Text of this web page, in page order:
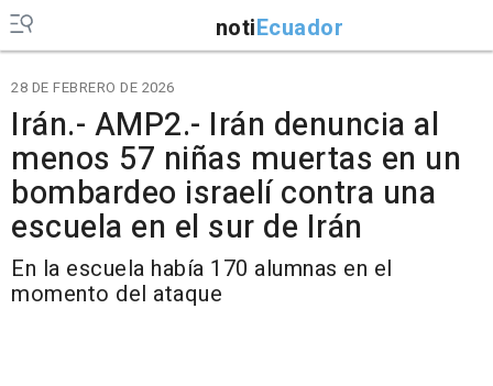
notiEcuador
28 DE FEBRERO DE 2026
Irán.- AMP2.- Irán denuncia al
menos 57 niñas muertas en un
bombardeo israelí contra una
escuela en el sur de Irán
En la escuela había 170 alumnas en el
momento del ataque